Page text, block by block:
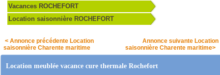
Vacances ROCHEFORT
Location saisonnière ROCHEFORT
< Annonce précédente Location
saisonnière Charente maritime
Annonce suivante Location
saisonnière Charente maritime>
Location meublée vacance cure thermale Rochefort